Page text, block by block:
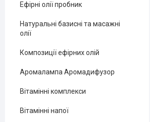
Ефірні олії пробник
Натуральні базисні та масажні
олії
Композиції ефірних олій
Аромалампа Аромадифузор
Вітамінні комплекси
Вітамінні напої